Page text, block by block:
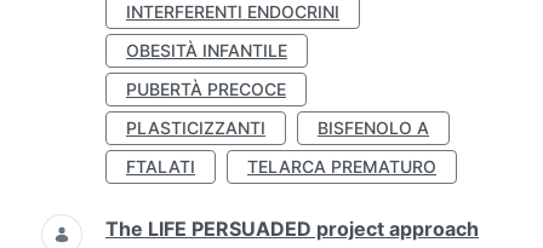
INTERFERENTI ENDOCRINI
OBESITÀ INFANTILE
PUBERTÀ PRECOCE
PLASTICIZZANTI
BISFENOLO A
FTALATI
TELARCA PREMATURO
The LIFE PERSUADED project approach